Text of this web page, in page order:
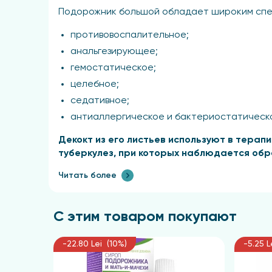
Подорожник большой обладает широким
противовоспалительное;
анальгезирующее;
гемостатическое;
целебное;
седативное;
антиаллергическое и
Декокт из его листьев используют в
туберкулез, при которых наблюдается
хроническом колите, хроническом нефрите.
ночном недержании мочи, отрыжке,
Рекомендации по
Для приготовления лечебного настоя
Читать более
С этим товаром покупают
-22.80 Lei (10%) -5.25